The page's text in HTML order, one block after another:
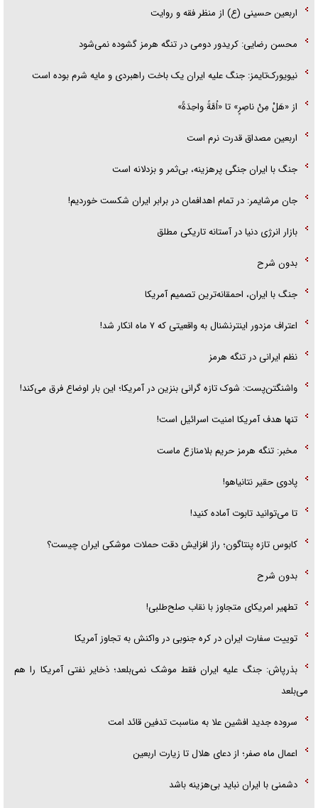
اربعین حسینی (ع) از منظر فقه و روایت
محسن رضایی: کریدور دومی در تنگه هرمز گشوده نمی‌شود
نیویورک‌تایمز: جنگ علیه ایران یک باخت راهبردی و مایه شرم بوده است
از «هَلْ مِنْ ناصِرٍ» تا «اُمَّةً واحِدَةً»
اربعین مصداق قدرت نرم است
جنگ با ایران جنگی پرهزینه، بی‌ثمر و بزدلانه است
جان مرشایمر: در تمام اهدافمان در برابر ایران شکست خوردیم!
بازار انرژی دنیا در آستانه تاریکی مطلق
بدون شرح
جنگ با ایران، احمقانه‌ترین تصمیم آمریکا
اعتراف مزدور اینترنشنال به واقعیتی که ۷ ماه انکار شد!
نظم ایرانی در تنگه هرمز
واشنگتن‌پست: شوک تازه گرانی بنزین در آمریکا؛ این بار اوضاع فرق می‌کند!
تنها هدف آمریکا امنیت اسرائیل است!
مخبر: تنگه هرمز حریم بلامنازع ماست
پادوی حقیر نتانیاهو!
تا می‌توانید تابوت آماده کنید!
کابوس تازه پنتاگون؛ راز افزایش دقت حملات موشکی ایران چیست؟
بدون شرح
تطهیر امریکای متجاوز با نقاب صلح‌طلبی!
توییت سفارت ایران در کره جنوبی در واکنش به تجاوز آمریکا
بذرپاش: ‏جنگ علیه ایران فقط موشک نمی‌بلعد؛ ذخایر نفتی آمریکا را هم
می‌بلعد
سروده جدید افشین علا به مناسبت تدفین قائد امت
اعمال ماه صفر؛ از دعای هلال تا زیارت اربعین
دشمنی با ایران نباید بی‌هزینه باشد